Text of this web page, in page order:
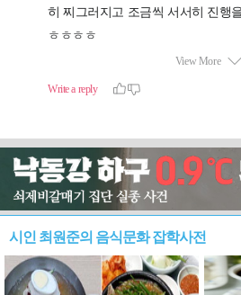
시인 최원준의 음식문화 잡학사전